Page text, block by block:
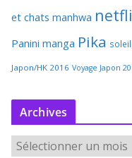
et chats manhwa
Panini manga Pika soleil
Japon/HK 2016 Voyage Japon
Archives